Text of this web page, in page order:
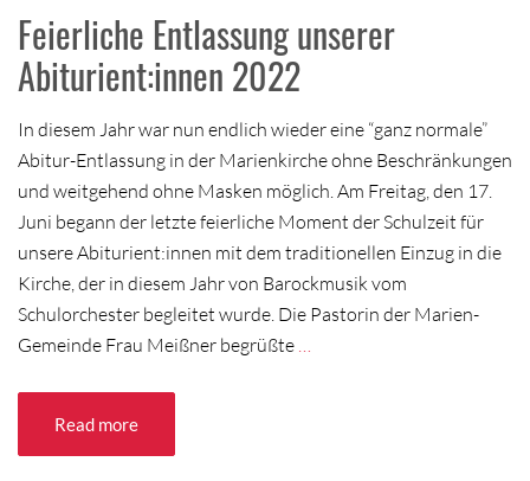
Feierliche Entlassung unserer
Abiturient:innen 2022
In diesem Jahr war nun endlich wieder eine “ganz normale”
Abitur-Entlassung in der Marienkirche ohne Beschränkungen
und weitgehend ohne Masken möglich. Am Freitag, den 17.
Juni begann der letzte feierliche Moment der Schulzeit für
unsere Abiturient:innen mit dem traditionellen Einzug in die
Kirche, der in diesem Jahr von Barockmusik vom
Schulorchester begleitet wurde. Die Pastorin der Marien-
Gemeinde Frau Meißner begrüßte …
Read more